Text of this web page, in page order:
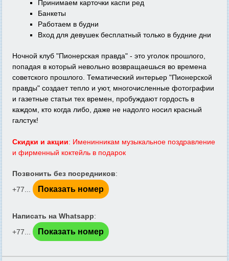
Принимаем карточки каспи ред
Банкеты
Работаем в будни
Вход для девушек бесплатный только в будние дни
Ночной клуб "Пионерская правда" - это уголок прошлого,
попадая в который невольно возвращаешься во времена
советского прошлого. Тематический интерьер "Пионерской
правды" создает тепло и уют, многочисленные фотографии
и газетные статьи тех времен, пробуждают гордость в
каждом, кто когда либо, даже не надолго носил красный
галстук!
Скидки и акции: Именинникам музыкальное поздравление
и фирменный коктейль в подарок
Позвонить без посредников:
+77...
Показать номер
Написать на Whatsapp:
+77...
Показать номер